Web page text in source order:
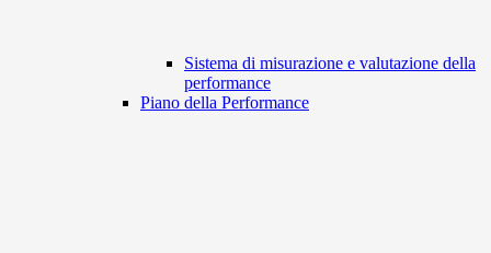
Sistema di misurazione e valutazione della
performance
Piano della Performance